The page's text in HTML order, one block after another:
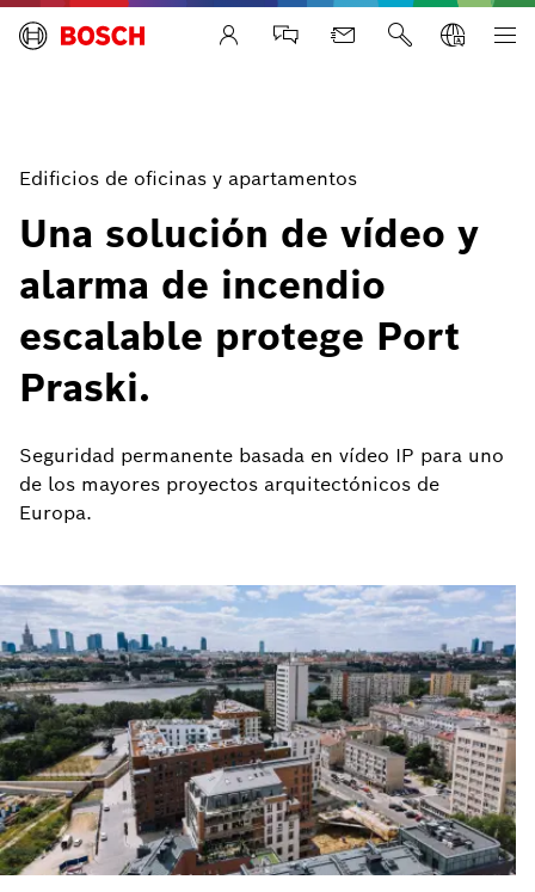
Life Safety Systems
Edificios de oficinas y apartamentos
Una solución de vídeo y
alarma de incendio
escalable protege Port
Praski.
Seguridad permanente basada en vídeo IP para uno
de los mayores proyectos arquitectónicos de
Europa.